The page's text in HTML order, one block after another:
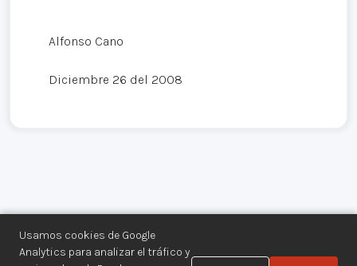
Usamos cookies de Google
Analytics para analizar el tráfico y
Alfonso Cano
Diciembre 26 del 2008